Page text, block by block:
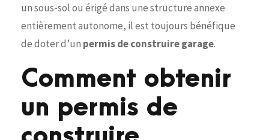
un sous-sol ou érigé dans une structure annexe
entièrement autonome, il est toujours bénéfique
de doter d’un permis de construire garage.
Comment obtenir
un permis de